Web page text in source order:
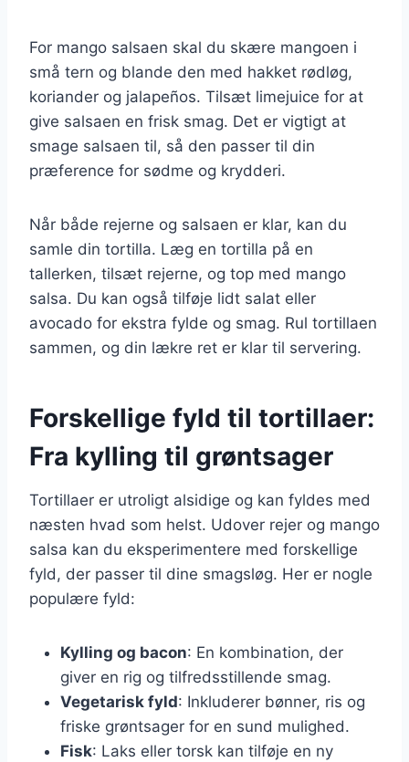
For mango salsaen skal du skære mangoen i
små tern og blande den med hakket rødløg,
koriander og jalapeños. Tilsæt limejuice for at
give salsaen en frisk smag. Det er vigtigt at
smage salsaen til, så den passer til din
præference for sødme og krydderi.
Når både rejerne og salsaen er klar, kan du
samle din tortilla. Læg en tortilla på en
tallerken, tilsæt rejerne, og top med mango
salsa. Du kan også tilføje lidt salat eller
avocado for ekstra fylde og smag. Rul tortillaen
sammen, og din lækre ret er klar til servering.
Forskellige fyld til tortillaer:
Fra kylling til grøntsager
Tortillaer er utroligt alsidige og kan fyldes med
næsten hvad som helst. Udover rejer og mango
salsa kan du eksperimentere med forskellige
fyld, der passer til dine smagsløg. Her er nogle
populære fyld:
Kylling og bacon: En kombination, der
giver en rig og tilfredsstillende smag.
Vegetarisk fyld: Inkluderer bønner, ris og
friske grøntsager for en sund mulighed.
Fisk: Laks eller torsk kan tilføje en ny